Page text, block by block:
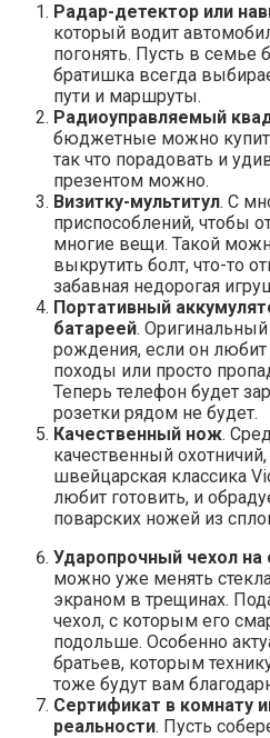
Радар-детектор или
который водит
погонять. Пусть в
братишка всегда
пути и маршруты.
Радиоуправляемый
бюджетные можно
так что порадовать и
презентом можно.
Визитку-мультитул. С
приспособлений, чтобы
многие вещи. Такой
выкрутить болт, что-то
забавная недорогая
Портативный
батареей. Оригинальный
рождения, если он
походы или просто
Теперь телефон будет
розетки рядом не будет.
Качественный нож.
качественный
швейцарская классика
любит готовить, и
поварских ножей из
Ударопрочный чехол на
можно уже менять
экраном в трещинах.
чехол, с которым его
подольше. Особенно
братьев, которым
тоже будут вам
Сертификат в комнату
реальности. Пусть